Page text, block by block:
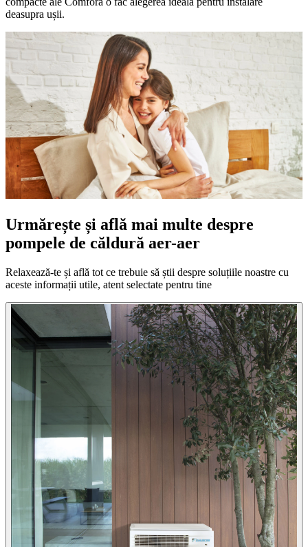
deasupra ușii.
Urmărește și află mai multe despre
pompele de căldură aer-aer
Relaxează-te și află tot ce trebuie să știi despre soluțiile noastre cu
aceste informații utile, atent selectate pentru tine